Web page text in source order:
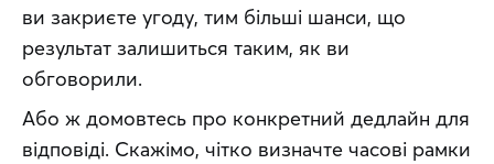
ви закриєте угоду, тим більші шанси, що
результат залишиться таким, як ви
обговорили.
Або ж домовтесь про конкретний дедлайн для
відповіді. Скажімо, чітко визначте часові рамки